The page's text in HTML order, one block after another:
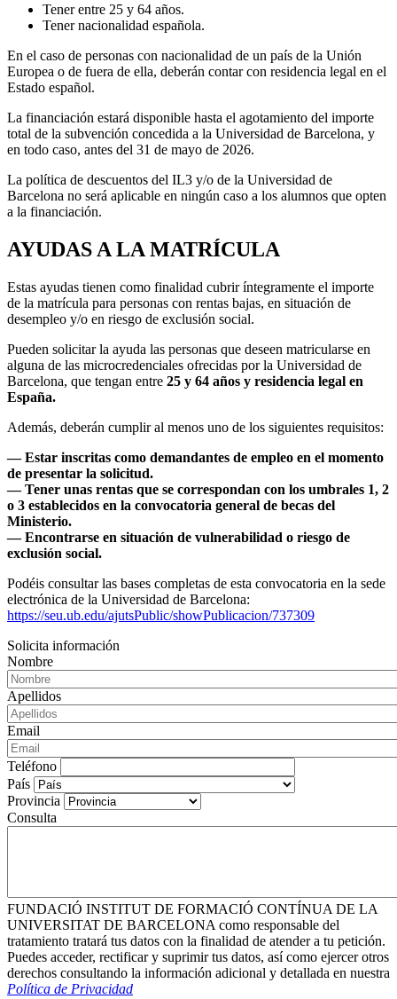
Tener entre 25 y 64 años.
Tener nacionalidad española.
En el caso de personas con nacionalidad de un país de la Unión
Europea o de fuera de ella, deberán contar con residencia legal en el
Estado español.
La financiación estará disponible hasta el agotamiento del importe
total de la subvención concedida a la Universidad de Barcelona, y
en todo caso, antes del 31 de mayo de 2026.
La política de descuentos del IL3 y/o de la Universidad de
Barcelona no será aplicable en ningún caso a los alumnos que opten
a la financiación.
AYUDAS A LA MATRÍCULA
Estas ayudas tienen como finalidad cubrir íntegramente el importe
de la matrícula para personas con rentas bajas, en situación de
desempleo y/o en riesgo de exclusión social.
Pueden solicitar la ayuda las personas que deseen matricularse en
alguna de las microcredenciales ofrecidas por la Universidad de
Barcelona, que tengan entre 25 y 64 años y residencia legal en
España.
Además, deberán cumplir al menos uno de los siguientes requisitos:
— Estar inscritas como demandantes de empleo en el momento
de presentar la solicitud.
— Tener unas rentas que se correspondan con los umbrales 1, 2
o 3 establecidos en la convocatoria general de becas del
Ministerio.
— Encontrarse en situación de vulnerabilidad o riesgo de
exclusión social.
Podéis consultar las bases completas de esta convocatoria en la sede
electrónica de la Universidad de Barcelona:
https://seu.ub.edu/ajutsPublic/showPublicacion/737309
Solicita información
Nombre
Apellidos
Email
Teléfono
País
Provincia
Consulta
FUNDACIÓ INSTITUT DE FORMACIÓ CONTÍNUA DE LA
UNIVERSITAT DE BARCELONA como responsable del
tratamiento tratará tus datos con la finalidad de atender a tu petición.
Puedes acceder, rectificar y suprimir tus datos, así como ejercer otros
derechos consultando la información adicional y detallada en nuestra
Política de Privacidad